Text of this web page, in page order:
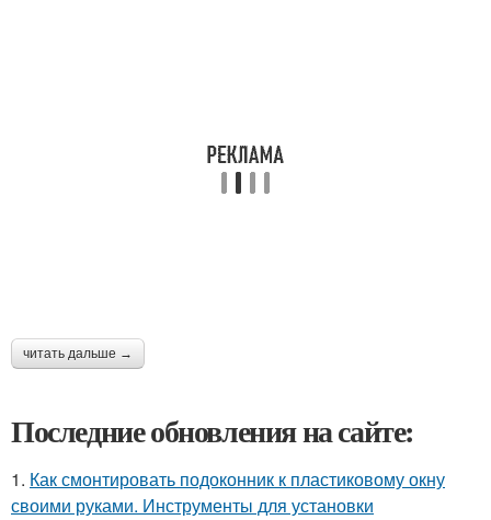
читать дальше →
Последние обновления на сайте:
1. Как смонтировать подоконник к пластиковому окну
своими руками. Инструменты для установки